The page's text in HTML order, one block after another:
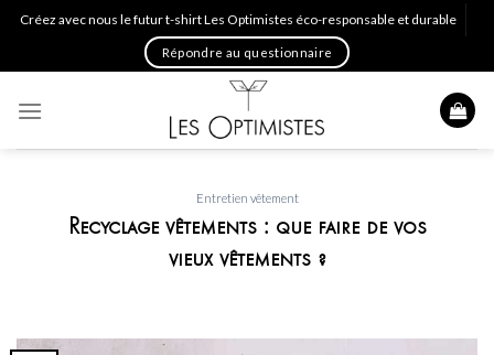
Skip
content
Créez avec nous le futur t-shirt Les Optimistes éco-responsable et durable
Répondre au questionnaire
Entretien vêtement
Recyclage vêtements : que faire de vos
vieux vêtements ?